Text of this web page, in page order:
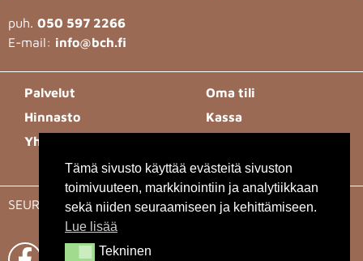
Tämä sivusto käyttää evästeitä sivuston
toimivuuteen, markkinointiin ja analytiikkaan
sekä niiden seuraamiseen ja kehittämiseen.
Lue lisää
TekninenTekninen
puh. 050 597 2266
E-mail: info@bch.fi
Palvelut
Hinnasto
Yhteystiedot
Oma tili
Kassa
Tietosuojaseloste
SEURAA MEITÄ